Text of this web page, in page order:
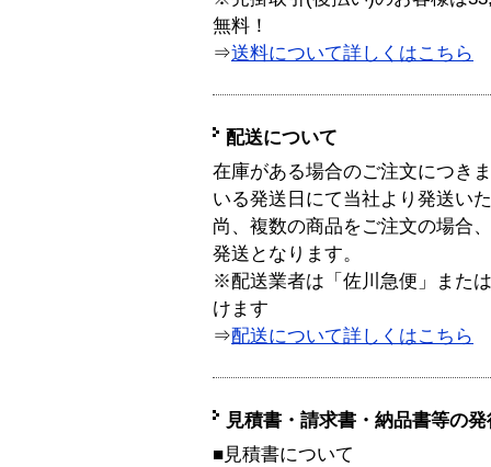
無料！
⇒送料について詳しくはこちら
配送について
在庫がある場合のご注文につき
いる発送日にて当社より発送い
尚、複数の商品をご注文の場合
発送となります。
※配送業者は「佐川急便」また
けます
⇒配送について詳しくはこちら
見積書・請求書・納品書等の
■見積書について